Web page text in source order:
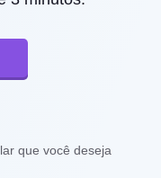
que você deseja